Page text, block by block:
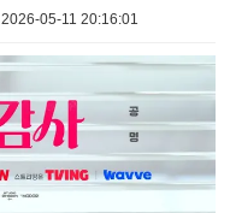
2026-05-11 20:16:01